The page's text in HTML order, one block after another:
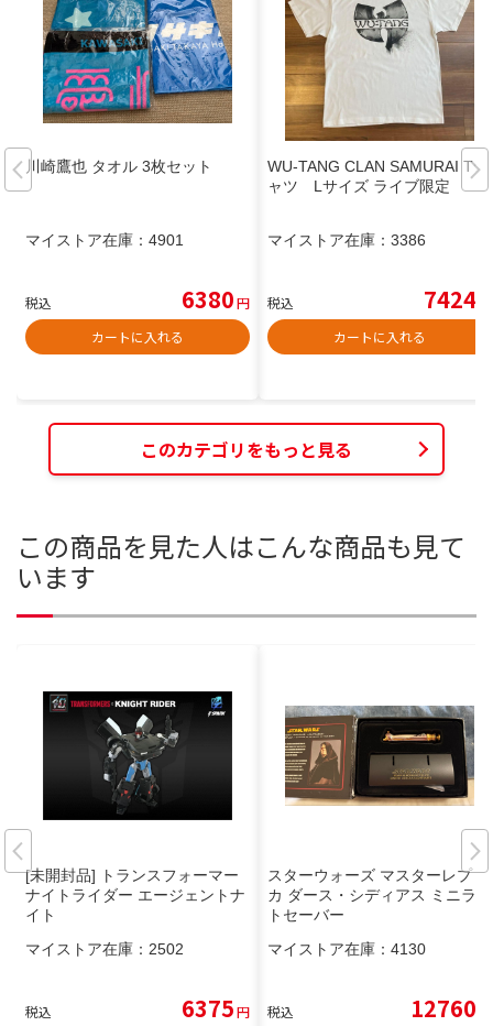
川崎鷹也 タオル 3枚セット
マイストア在庫： 4901
税込 6380円
カートに入れる
WU-TANG CLAN SAMURAI Tシ
ャツ Lサイズ ライブ限定
マイストア在庫： 3386
税込 7424
カートに入れる
このカテゴリをもっと見る
この商品を見た人はこんな商品も見て
います
[未開封品] トランスフォーマー
ナイトライダー エージェントナ
イト
マイストア在庫： 2502
税込 6375円
スターウォーズ マスターレプリ
カ ダース・シディアス ミニライ
トセーバー
マイストア在庫： 4130
税込 12760